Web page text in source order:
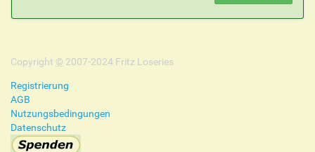
Copyright © 2007-2024 Fritz Loseries
Registrierung
AGB
Nutzungsbedingungen
Datenschutz